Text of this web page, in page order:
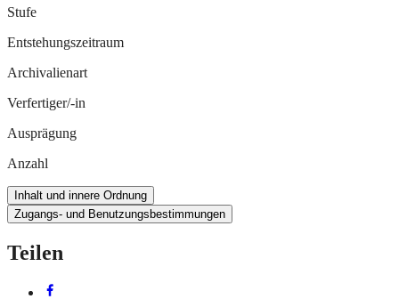
Stufe
Entstehungszeitraum
Archivalienart
Verfertiger/-in
Ausprägung
Anzahl
Inhalt und innere Ordnung
Zugangs- und Benutzungsbestimmungen
Teilen